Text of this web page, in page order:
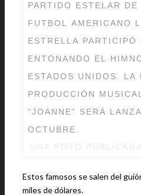
PARTIDO ESTELAR
FUTBOL AMERICANO
ESTRELLA
ENTONANDO EL
ESTADOS UNIDOS. LA
PRODUCCIÓN
“JOANNE” SERÁ
OCTUBRE.
Estos famosos se salen del
miles de dólares.